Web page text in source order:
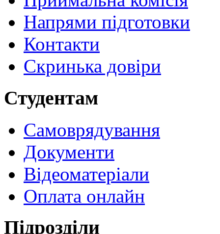
Напрями підготовки
Контакти
Скринька довіри
Студентам
Самоврядування
Документи
Відеоматеріали
Оплата онлайн
Підрозділи